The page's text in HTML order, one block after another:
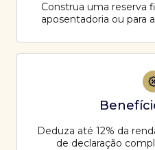
Construa uma reserva
aposentadoria ou para
Deduza até 12% da
de declaração